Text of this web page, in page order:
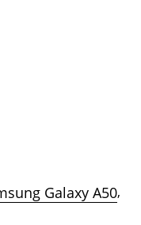
Galaxy A50,